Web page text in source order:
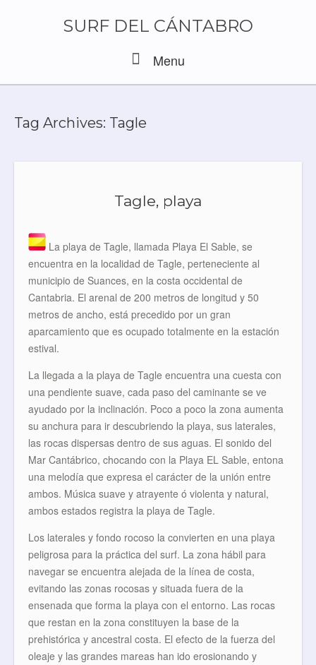
SURF DEL CÁNTABRO
Menu
Tag Archives: Tagle
Tagle, playa
La playa de Tagle, llamada Playa El Sable, se
encuentra en la localidad de Tagle, perteneciente al
municipio de Suances, en la costa occidental de
Cantabria. El arenal de 200 metros de longitud y 50
metros de ancho, está precedido por un gran
aparcamiento que es ocupado totalmente en la estación
estival.
La llegada a la playa de Tagle encuentra una cuesta con
una pendiente suave, cada paso del caminante se ve
ayudado por la inclinación. Poco a poco la zona aumenta
su anchura para ir descubriendo la playa, sus laterales,
las rocas dispersas dentro de sus aguas. El sonido del
Mar Cantábrico, chocando con la Playa EL Sable, entona
una melodía que expresa el carácter de la unión entre
ambos. Música suave y atrayente ó violenta y natural,
ambos estados registra la playa de Tagle.
Los laterales y fondo rocoso la convierten en una playa
peligrosa para la práctica del surf. La zona hábil para
navegar se encuentra alejada de la línea de costa,
evitando las zonas rocosas y situada fuera de la
ensenada que forma la playa con el entorno. Las rocas
que restan en la zona constituyen la base de la
prehistórica y ancestral costa. El efecto de la fuerza del
oleaje y las grandes mareas han ido erosionando y